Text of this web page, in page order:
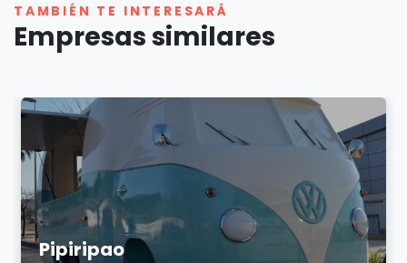
TAMBIÉN TE INTERESARÁ
Empresas similares
Pipiripao